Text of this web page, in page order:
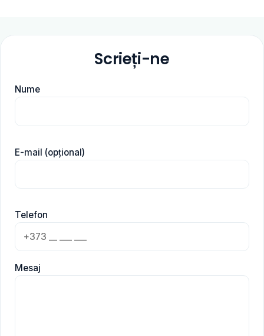
Scrieți-ne
Nume
E-mail (opțional)
Telefon
Mesaj